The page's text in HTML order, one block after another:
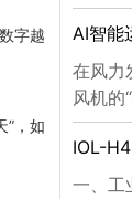
字越
”，如
AI智能
在风力
风机的
IOL-H4
一、工